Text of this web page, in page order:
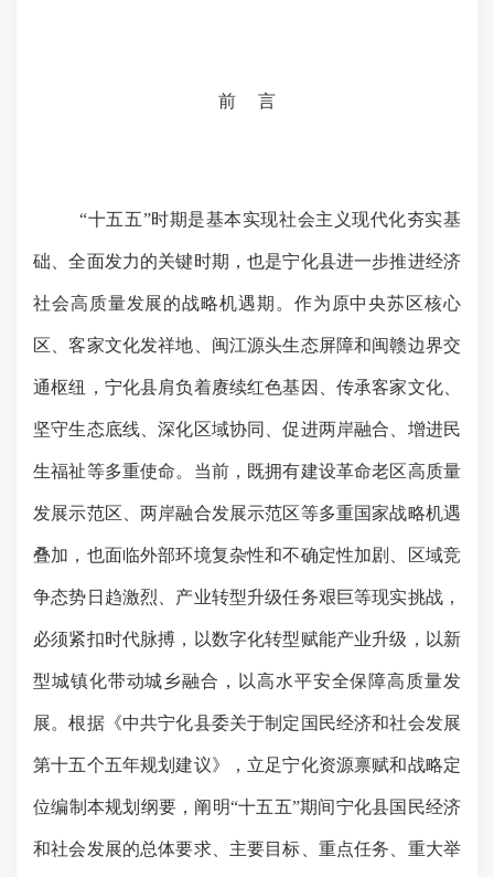
前 言
“十五五”时期是基本实现社会主义现代化夯实基
础、全面发力的关键时期，也是宁化县进一步推进经济
社会高质量发展的战略机遇期。作为原中央苏区核心
区、客家文化发祥地、闽江源头生态屏障和闽赣边界交
通枢纽，宁化县肩负着赓续红色基因、传承客家文化
坚守生态底线、深化区域协同、促进两岸融合、增进民
生福祉等多重使命。当前，既拥有建设革命老区高质量
发展示范区 、两岸融合发展示范区等多重国家战略机遇
叠加，也面临外部环境复杂性和不确定性加剧、区域竞
争态势日趋激烈、产业转型升级任务艰巨等现实挑战，
必须紧扣时代脉搏，以数字化转型赋能产业升级，以新
型城镇化带动城乡融合，以高水平安全保障高质量发
展。根据《中共宁化县委关于制定国民经济和社会发展
第十五个五年规划建议》，立足宁化资源禀赋和战略定
位编制本规划纲要，阐明“十五五”期间宁化县国民经济
和社会发展的总体要求、主要目标、重点任务、重大举